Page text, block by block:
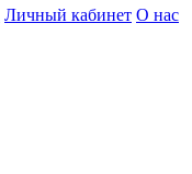
Личный кабинет О нас